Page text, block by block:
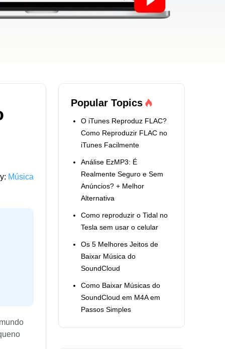
Música
Popular Topics
O iTunes Reproduz FLAC?
Como Reproduzir FLAC no
iTunes Facilmente
Análise EzMP3: É
Realmente Seguro e Sem
Anúncios? + Melhor
Alternativa
Como reproduzir o Tidal no
Tesla sem usar o celular
Os 5 Melhores Jeitos de
Baixar Música do
SoundCloud
Como Baixar Músicas do
SoundCloud em M4A em
Passos Simples